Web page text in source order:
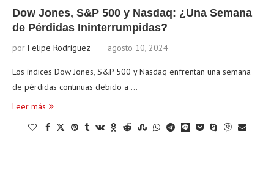
Dow Jones, S&P 500 y Nasdaq: ¿Una Semana
de Pérdidas Ininterrumpidas?
por Felipe Rodríguez agosto 10, 2024
Los índices Dow Jones, S&P 500 y Nasdaq enfrentan una semana
de pérdidas continuas debido a …
Leer más